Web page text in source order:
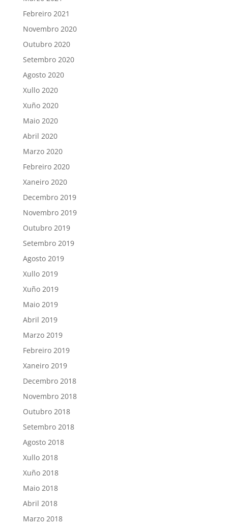
Febreiro 2021
Novembro 2020
Outubro 2020
Setembro 2020
Agosto 2020
Xullo 2020
Xuño 2020
Maio 2020
Abril 2020
Marzo 2020
Febreiro 2020
Xaneiro 2020
Decembro 2019
Novembro 2019
Outubro 2019
Setembro 2019
Agosto 2019
Xullo 2019
Xuño 2019
Maio 2019
Abril 2019
Marzo 2019
Febreiro 2019
Xaneiro 2019
Decembro 2018
Novembro 2018
Outubro 2018
Setembro 2018
Agosto 2018
Xullo 2018
Xuño 2018
Maio 2018
Abril 2018
Marzo 2018